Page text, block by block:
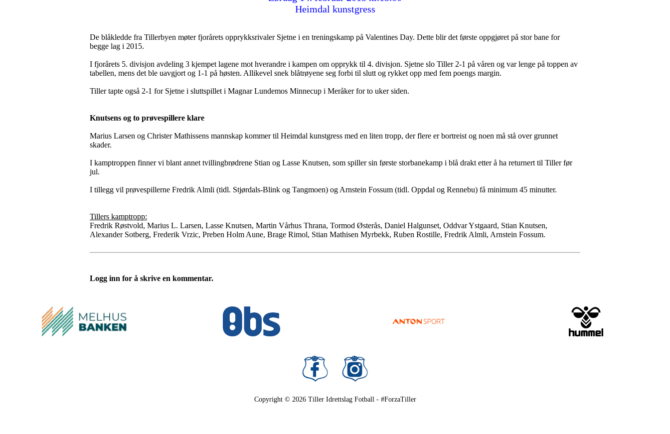
Heimdal kunstgress
De blåkledde fra Tillerbyen møter fjorårets opprykksrivaler Sjetne i en treningskamp på Valentines Day. Dette blir det første oppgjøret på stor bane for
begge lag i 2015.
I fjorårets 5. divisjon avdeling 3 kjempet lagene mot hverandre i kampen om opprykk til 4. divisjon. Sjetne slo Tiller 2-1 på våren og var lenge på toppen av
tabellen, mens det ble uavgjort og 1-1 på høsten. Allikevel snek blåtrøyene seg forbi til slutt og rykket opp med fem poengs margin.
Tiller tapte også 2-1 for Sjetne i sluttspillet i Magnar Lundemos Minnecup i Meråker for to uker siden.
Knutsens og to prøvespillere klare
Marius Larsen og Christer Mathissens mannskap kommer til Heimdal kunstgress med en liten tropp, der flere er bortreist og noen må stå over grunnet
skader.
I kamptroppen finner vi blant annet tvillingbrødrene Stian og Lasse Knutsen, som spiller sin første storbanekamp i blå drakt etter å ha returnert til Tiller før
jul.
I tillegg vil prøvespillerne Fredrik Almli (tidl. Stjørdals-Blink og Tangmoen) og Arnstein Fossum (tidl. Oppdal og Rennebu) få minimum 45 minutter.
Tillers kamptropp:
Fredrik Røstvold, Marius L. Larsen, Lasse Knutsen, Martin Vårhus Thrana, Tormod Østerås, Daniel Halgunset, Oddvar Ystgaard, Stian Knutsen,
Alexander Sotberg, Frederik Vrzic, Preben Holm Aune, Brage Rimol, Stian Mathisen Myrbekk, Ruben Rostille, Fredrik Almli, Arnstein Fossum.
Logg inn for å skrive en kommentar.
Copyright © 2026 Tiller Idrettslag Fotball - #ForzaTiller